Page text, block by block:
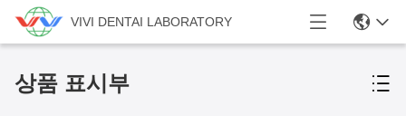
VIVI DENTAI LABORATORY
상품 표시부